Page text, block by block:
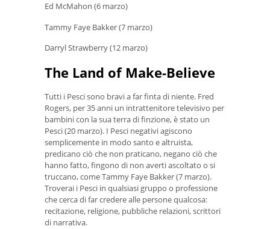
Ed McMahon (6 marzo)
Tammy Faye Bakker (7 marzo)
Darryl Strawberry (12 marzo)
The Land of Make-Believe
Tutti i Pesci sono bravi a far finta di niente. Fred
Rogers, per 35 anni un intrattenitore televisivo per
bambini con la sua terra di finzione, è stato un
Pesci (20 marzo). I Pesci negativi agiscono
semplicemente in modo santo e altruista,
predicano ciò che non praticano, negano ciò che
hanno fatto, fingono di non averti ascoltato o si
truccano, come Tammy Faye Bakker (7 marzo).
Troverai i Pesci in qualsiasi gruppo o professione
che cerca di far credere alle persone qualcosa:
recitazione, religione, pubbliche relazioni, scrittori
di narrativa.